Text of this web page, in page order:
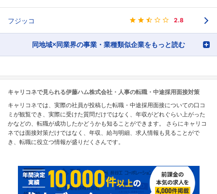
フジッコ 2.8
同地域×同業界の事業・業種類似企業をもっと読む
キャリコネで見られる伊藤ハム株式会社・人事の転職・中途採用面接対策
キャリコネでは、実際の社員が投稿した転職・中途採用面接についての口コ
ミが観覧でき、実際に受けた質問だけではなく、年収がどれぐらい上がった
かなどの、転職が成功したかどうかも知ることができます。 さらにキャリコ
ネでは面接対策だけではなく、年収、給与明細、求人情報も見ることがで
き、転職に役立つ情報が盛りだくさんです。